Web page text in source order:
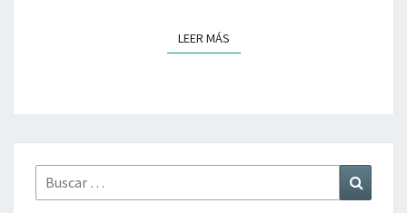
LEER MÁSLEER MÁS
Buscar
por: